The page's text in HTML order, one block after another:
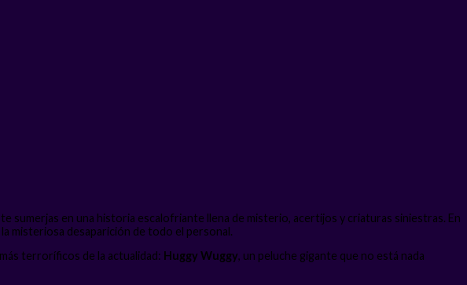
te sumerjas en una historia escalofriante llena de misterio, acertijos y criaturas siniestras. En
misteriosa desaparición de todo el personal.
terroríficos de la actualidad: Huggy Wuggy, un peluche gigante que no está nada